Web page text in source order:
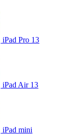
iPad Pro 13
iPad Air 13
iPad mini